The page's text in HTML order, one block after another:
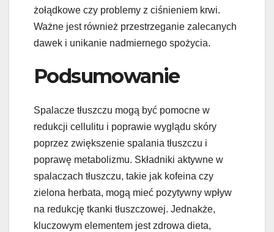
żołądkowe czy problemy z ciśnieniem krwi.
Ważne jest również przestrzeganie zalecanych
dawek i unikanie nadmiernego spożycia.
Podsumowanie
Spalacze tłuszczu mogą być pomocne w
redukcji cellulitu i poprawie wyglądu skóry
poprzez zwiększenie spalania tłuszczu i
poprawę metabolizmu. Składniki aktywne w
spalaczach tłuszczu, takie jak kofeina czy
zielona herbata, mogą mieć pozytywny wpływ
na redukcję tkanki tłuszczowej. Jednakże,
kluczowym elementem jest zdrowa dieta,